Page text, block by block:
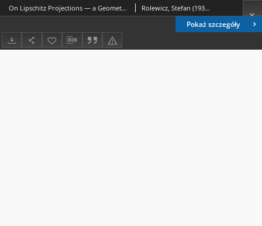
Pokaż szczegóły
On Lipschitz Projections — a Geometrical Approach Rolewicz, Stefan (1932-2015)